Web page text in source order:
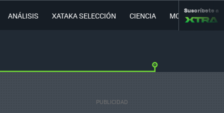
ANÁLISIS XATAKA SELECCIÓN CIENCIA MOVILIDAD
Suscríbete a